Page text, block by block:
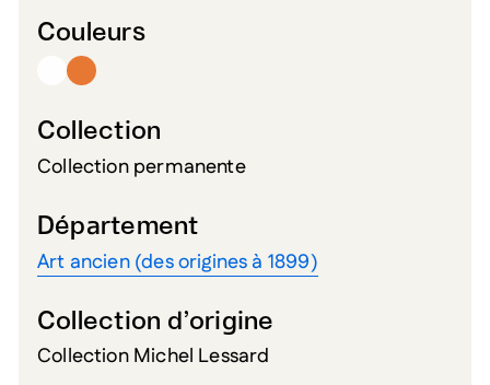
Couleurs
Collection
Collection permanente
Département
Art ancien (des origines à 1899)
Collection d’origine
Collection Michel Lessard